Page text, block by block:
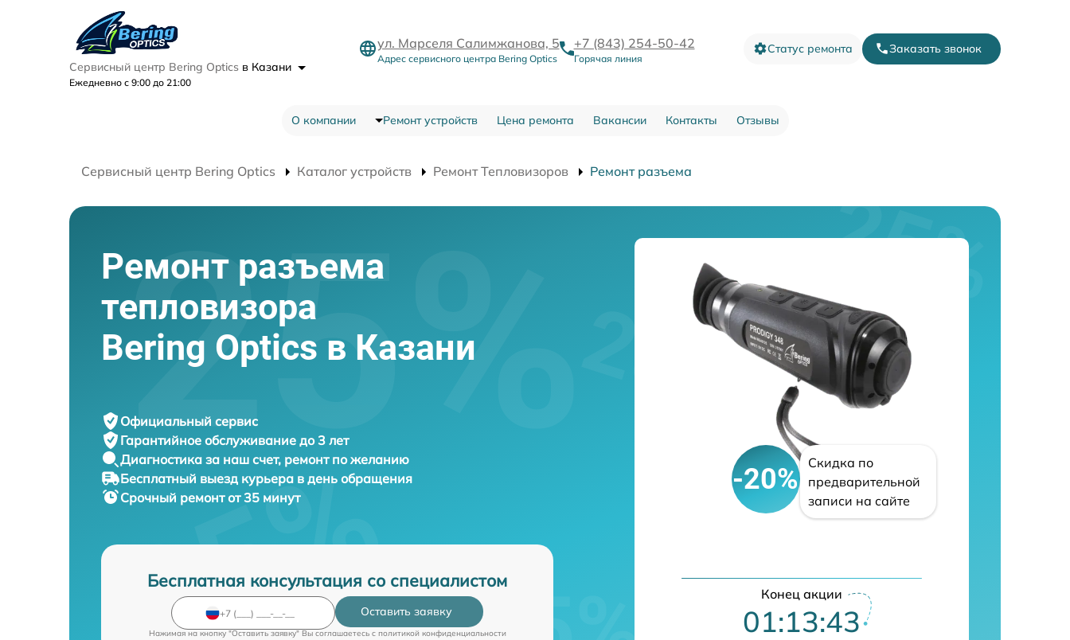
Сервисный центр Bering Optics в Казани
Ежедневно с 9:00 до 21:00
ул. Марселя Салимжанова, 5
Адрес сервисного центра Bering Optics
+7 (843) 254-50-42
Горячая линия
Статус ремонта Заказать звонок
О компании Ремонт устройств Цена ремонта Вакансии Контакты Отзывы
Сервисный центр Bering Optics Каталог устройств Ремонт Тепловизоров Ремонт разъема
Ремонт разъема
тепловизора
Bering Optics в Казани
Официальный сервис
Гарантийное обслуживание до 3 лет
Диагностика за наш счет, ремонт по желанию
Бесплатный выезд курьера в день обращения
Срочный ремонтот 35 минут
Бесплатная консультация со специалистом
Оставить заявку
Нажимая на кнопку "Оставить заявку" Вы соглашаетесь c политикой конфиденциальности
-20%
Скидка по
предварительной
записи на сайте
Конец акции
01:13:42